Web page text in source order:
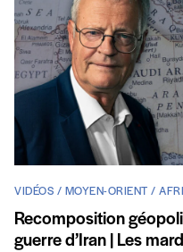
VIDÉOS / MOYEN-ORIENT /
Recomposition
guerre d’Iran | Les